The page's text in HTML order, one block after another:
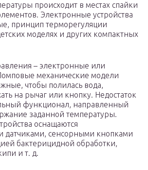
происходит в местах спайки
Электронные устройства
принцип терморегуляции
моделях и других компактных
– электронные или
механические модели
чтобы полилась вода,
на рычаг или кнопку. Недостаток
функционал, направленный
заданной температуры.
оснащаются
датчиками, сенсорными кнопками
бактерицидной обработки,
и т. д.